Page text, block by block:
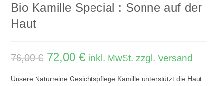
Bio Kamille Special : Sonne auf der
Haut
76,00€ Ursprünglicher
Preis
76,00 €
72,00€Aktueller
Preis
72,00 €.
inkl. MwSt. zzgl. Versand
Unsere Naturreine Gesichtspflege Kamille unterstützt die Haut